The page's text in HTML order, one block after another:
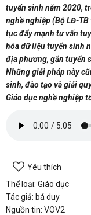
tuyển sinh năm 2020,
nghề nghiệp (Bộ LĐ-
tục đẩy mạnh tư vấn
hóa dữ liệu tuyển sinh
địa phương, gắn tuyển
Những giải pháp này
sinh, đào tạo và giải
Giáo dục nghề nghiệp
Yêu thích
Thể loại: Giáo dục
Tác giả: bá duy
Nguồn tin: VOV2